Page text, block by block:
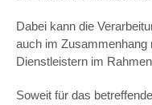
Dabei kann die
auch im Zusammenhang
Dienstleistern im
Soweit für das